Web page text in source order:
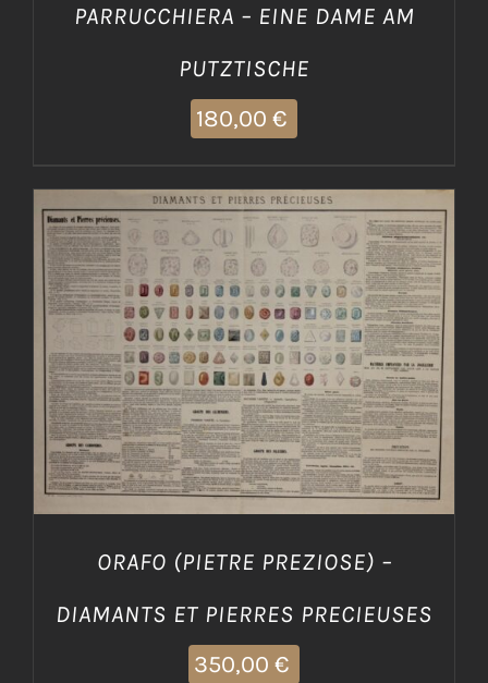
PARRUCCHIERA – EINE DAME AM
PUTZTISCHE
180,00 €
AGGIUNGI AL CARRELLO / DETTAGLI
ORAFO (PIETRE PREZIOSE) –
DIAMANTS ET PIERRES PRECIEUSES
350,00 €